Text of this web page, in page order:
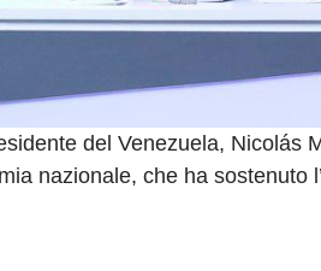
del Venezuela, Nicolás
nazionale, che ha sostenuto